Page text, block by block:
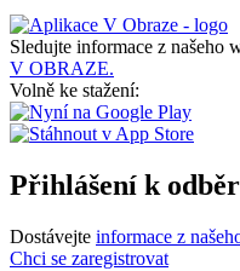
Sledujte informace z našeho
V OBRAZE.
Volně ke stažení:
Přihlášení k
Dostávejte informace z
Chci se zaregistrovat